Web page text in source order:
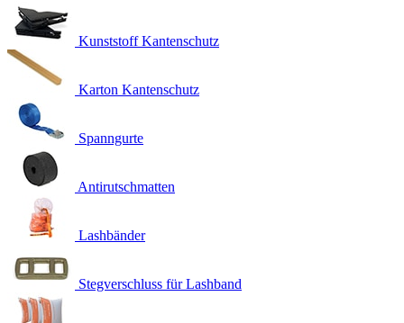
Kunststoff Kantenschutz
Karton Kantenschutz
Spanngurte
Antirutschmatten
Lashbänder
Stegverschluss für Lashband